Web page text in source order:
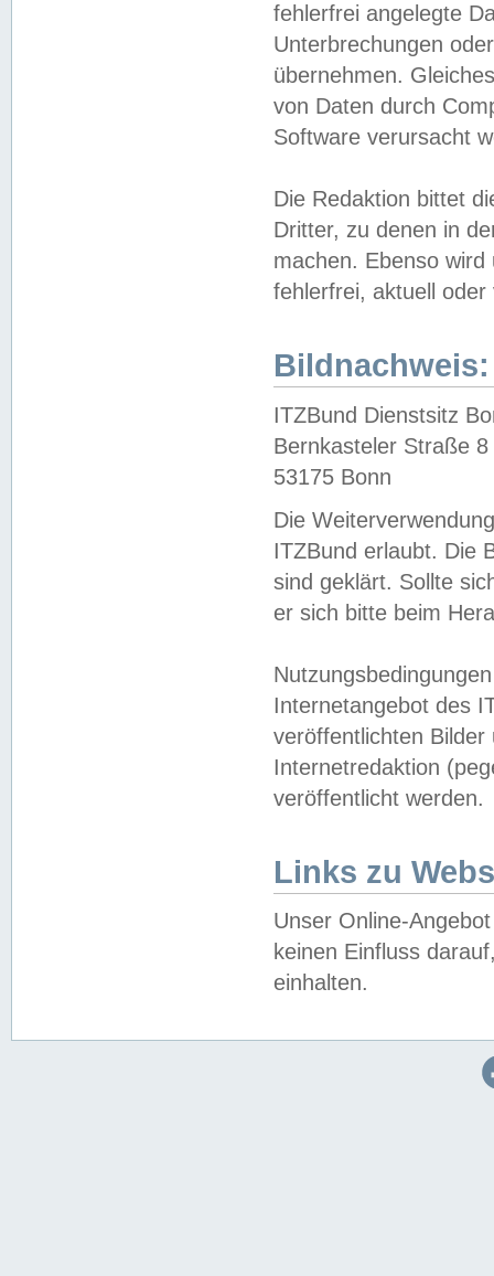
fehlerfrei angelegte
Unterbrechungen
übernehmen.
von Daten durch
Software verursacht
Die Redaktion bittet
Dritter, zu denen in
machen. Ebenso
fehlerfrei, aktuell oder
Bildnachweis:
ITZBund Dienstsitz
Bernkasteler Straße 8
53175 Bonn
Die
ITZBund erlaubt. Die
sind geklärt. Sollte
er sich bitte beim
Internetangebot des
veröffentlichten
Internetredaktion
veröffentlicht werden.
Links zu
Unser Online-
keinen Einfluss
einhalten.